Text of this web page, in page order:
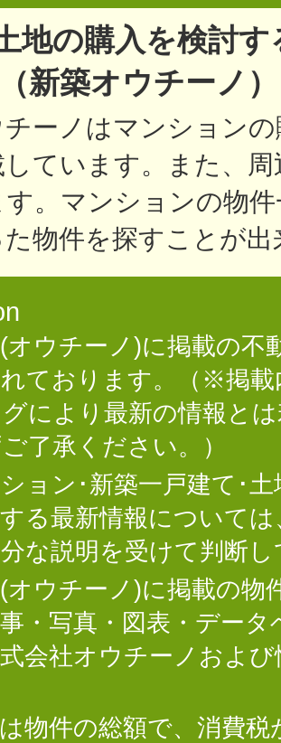
地の購入を検討
新築オウチーノ
ーノはマンション
ています。また、
す。マンションの物
物件を探すことが出
オウチーノ)に掲載の不
ております。（※掲
により最新の情報と
了承ください。）
ョン･新築一戸建て･
る最新情報について
な説明を受けて判断
オウチーノ)に掲載の物
・写真・図表・デー
会社オウチーノおよ
物件の総額で、消費